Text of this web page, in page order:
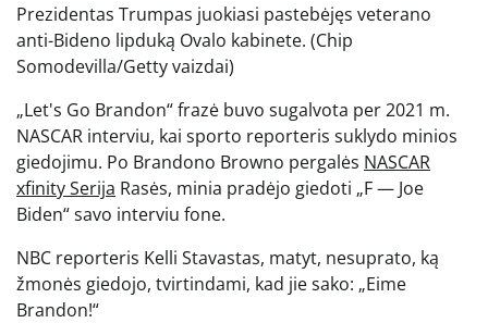
Prezidentas Trumpas juokiasi pastebėjęs veterano
anti-Bideno lipduką Ovalo kabinete. (Chip
Somodevilla/Getty vaizdai)
„Let's Go Brandon“ frazė buvo sugalvota per 2021 m.
NASCAR interviu, kai sporto reporteris suklydo minios
giedojimu. Po Brandono Browno pergalės NASCAR
xfinitySerija Rasės, minia pradėjo giedoti „F — Joe
Biden“ savo interviu fone.
NBC reporteris Kelli Stavastas, matyt, nesuprato, ką
žmonės giedojo, tvirtindami, kad jie sako: „Eime
Brandon!“